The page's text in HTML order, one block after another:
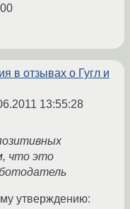
в отзывах о Гугл и
13:55:28
что это
утверждению: